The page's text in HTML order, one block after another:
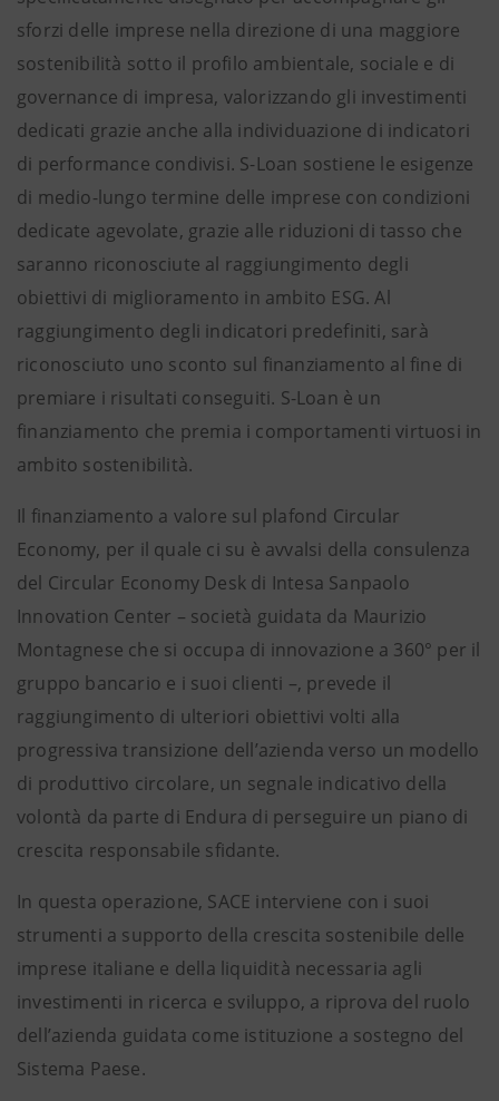
sforzi delle imprese nella direzione di una maggiore
sostenibilità sotto il profilo ambientale, sociale e di
governance di impresa, valorizzando gli investimenti
dedicati grazie anche alla individuazione di indicatori
di performance condivisi. S-Loan sostiene le esigenze
di medio-lungo termine delle imprese con condizioni
dedicate agevolate, grazie alle riduzioni di tasso che
saranno riconosciute al raggiungimento degli
obiettivi di miglioramento in ambito ESG. Al
raggiungimento degli indicatori predefiniti, sarà
riconosciuto uno sconto sul finanziamento al fine di
premiare i risultati conseguiti. S-Loan è un
finanziamento che premia i comportamenti virtuosi in
ambito sostenibilità.
Il finanziamento a valore sul plafond Circular
Economy, per il quale ci su è avvalsi della consulenza
del Circular Economy Desk di Intesa Sanpaolo
Innovation Center – società guidata da Maurizio
Montagnese che si occupa di innovazione a 360° per il
gruppo bancario e i suoi clienti –, prevede il
raggiungimento di ulteriori obiettivi volti alla
progressiva transizione dell’azienda verso un modello
di produttivo circolare, un segnale indicativo della
volontà da parte di Endura di perseguire un piano di
crescita responsabile sfidante.
In questa operazione, SACE interviene con i suoi
strumenti a supporto della crescita sostenibile delle
imprese italiane e della liquidità necessaria agli
investimenti in ricerca e sviluppo, a riprova del ruolo
dell’azienda guidata come istituzione a sostegno del
Sistema Paese.